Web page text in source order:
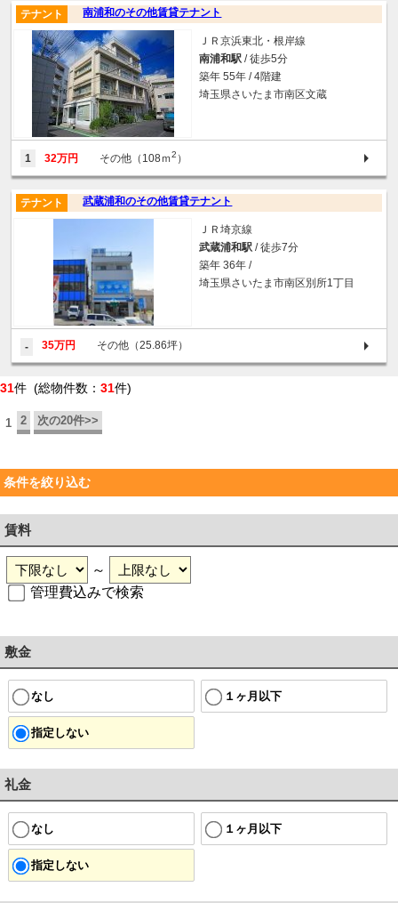
南浦和のその他賃貸テナント
テナント
ＪＲ京浜東北・根岸線
南浦和駅 / 徒歩5分
築年 55年 / 4階建
埼玉県さいたま市南区文蔵
1 32万円 その他（108ｍ2 ）
武蔵浦和のその他賃貸テナント
テナント
ＪＲ埼京線
武蔵浦和駅 / 徒歩7分
築年 36年 /
埼玉県さいたま市南区別所1丁目
- 35万円 その他（25.86坪）
31件 (総物件数： 31件)
1 2 次の20件>>
条件を絞り込む
賃料
～
管理費込みで検索
敷金
なし １ヶ月以下
指定しない
礼金
なし １ヶ月以下
指定しない